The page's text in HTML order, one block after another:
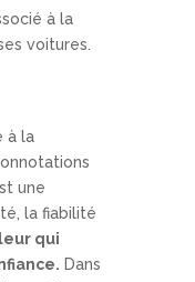
à la
voitures.
à la
une
la fiabilité
qui
Dans